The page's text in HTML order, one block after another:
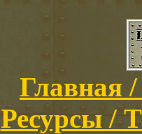
Главная
Ресурсы /